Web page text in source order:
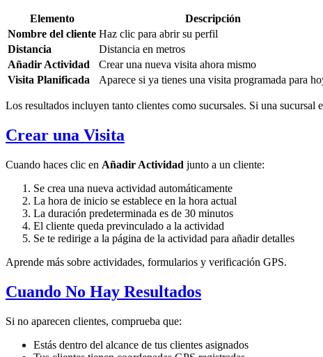
Elemento
Descripción
Nombre del cliente Haz clic para abrir su perfil
Distancia
Distancia en metros
Añadir Actividad
Crear una nueva visita ahora mismo
Visita Planificada
Aparece si ya tienes una visita programada para
Los resultados incluyen tanto clientes como sucursales. Si una sucursal
Crear una Visita
Cuando haces clic en Añadir Actividad junto a un cliente:
Se crea una nueva actividad automáticamente
La hora de inicio se establece en la hora actual
La duración predeterminada es de 30 minutos
El cliente queda previnculado a la actividad
Se te redirige a la página de la actividad para añadir detalles
Aprende más sobre actividades, formularios y verificación GPS.
Cuando No Hay Resultados
Si no aparecen clientes, comprueba que:
Estás dentro del alcance de tus clientes asignados